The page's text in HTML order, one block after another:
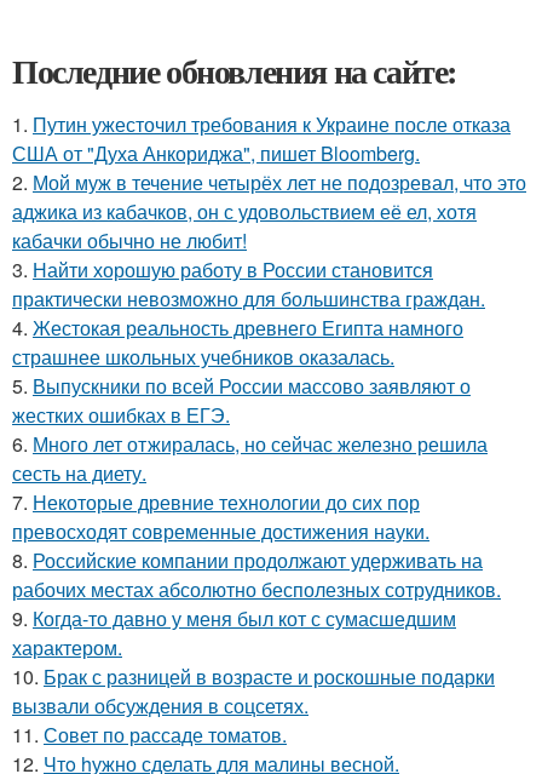
Последние обновления на сайте:
1. Путин ужесточил требования к Украине после отказа
США от "Духа Анкориджа", пишет Bloomberg.
2. Мой муж в течение четырёх лет не подозревал, что это
аджика из кабачков, он с удовольствием её ел, хотя
кабачки обычно не любит!
3. Найти хорошую работу в России становится
практически невозможно для большинства граждан.
4. Жестокая реальность древнего Египта намного
страшнее школьных учебников оказалась.
5. Выпускники по всей России массово заявляют о
жестких ошибках в ЕГЭ.
6. Много лет отжиралась, но сейчас железно решила
сесть на диету.
7. Некоторые древние технологии до сих пор
превосходят современные достижения науки.
8. Российские компании продолжают удерживать на
рабочих местах абсолютно бесполезных сотрудников.
9. Когда-то давно у меня был кот с сумасшедшим
характером.
10. Брак с разницей в возрасте и роскошные подарки
вызвали обсуждения в соцсетях.
11. Совет по рассаде томатов.
12. Чтo hужно сделать для малины весной.